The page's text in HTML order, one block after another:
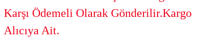
Karşı Ödemeli Olarak Gönderilir.Kargo
Alıcıya Ait.